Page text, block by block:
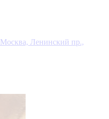
Москва, Ленинский пр.,